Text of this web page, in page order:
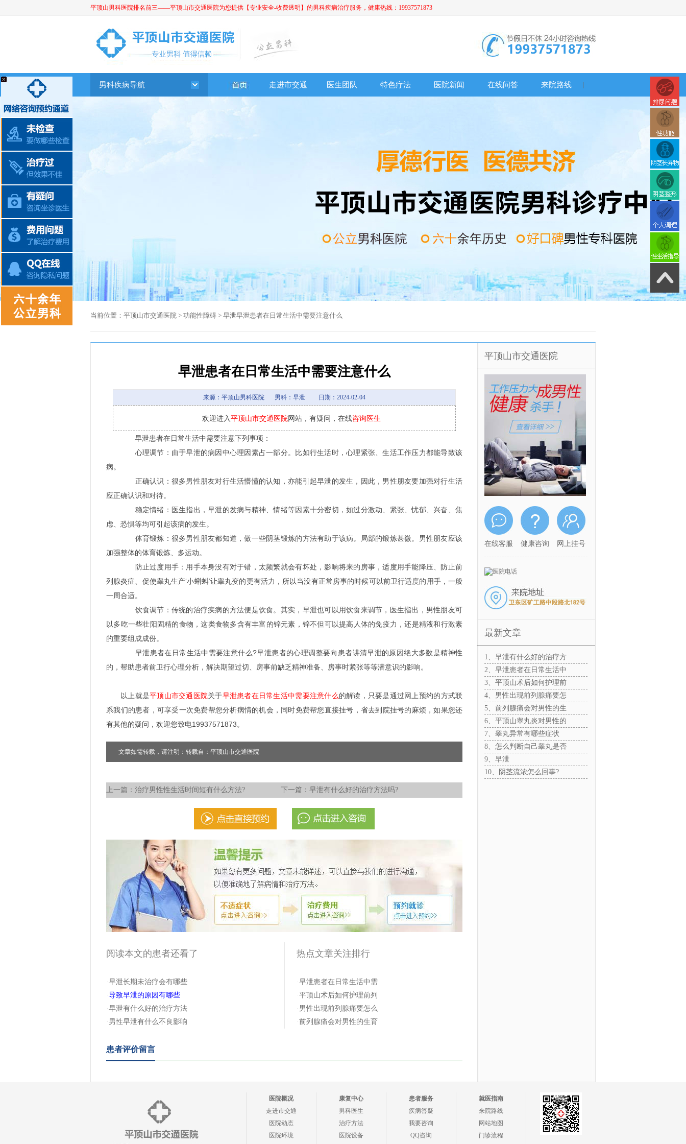
平顶山男科医院排名前三——平顶山市交通医院为您提供【专业安全-收费透明】的男科疾病治疗服务，健康热线：19937571873
男科疾病导航 走进市交通 医生团队 特色疗法 医院新闻 在线问答 来院路线
当前位置： 平顶山市交通医院 > 功能性障碍 > 早泄早泄患者在日常生活中需要注意什么
早泄患者在日常生活中需要注意什么
来源：平顶山男科医院 男科：早泄 日期：2024-02-04
欢迎进入平顶山市交通医院网站，有疑问，在线咨询医生
早泄患者在日常生活中需要注意下列事项：
心理调节：由于早泄的病因中心理因素占一部分。比如行生活时，心理紧张、生活工作压力都能导致该
病。
正确认识：很多男性朋友对行生活懵懂的认知，亦能引起早泄的发生，因此，男性朋友要加强对行生活
应正确认识和对待。
稳定情绪：医生指出，早泄的发病与精神、情绪等因素十分密切，如过分激动、紧张、忧郁、兴奋、焦
虑、恐惧等均可引起该病的发生。
体育锻炼：很多男性朋友都知道，做一些阴茎锻炼的方法有助于该病。局部的锻炼甚微。男性朋友应该
加强整体的体育锻炼、多运动。
防止过度用手：用手本身没有对于错，太频繁就会有坏处，影响将来的房事，适度用手能降压、防止前
列腺炎症、促使睾丸生产‘小蝌蚪’让睾丸变的更有活力，所以当没有正常房事的时候可以前卫行适度的用手，一般
一周合适。
饮食调节：传统的治疗疾病的方法便是饮食。其实，早泄也可以用饮食来调节，医生指出，男性朋友可
以多吃一些壮阳固精的食物，这类食物多含有丰富的锌元素，锌不但可以提高人体的免疫力，还是精液和行激素
的重要组成成份。
早泄患者在日常生活中需要注意什么?早泄患者的心理调整要向患者讲清早泄的原因绝大多数是精神性
的，帮助患者前卫行心理分析，解决期望过切、房事前缺乏精神准备、房事时紧张等等潜意识的影响。
以上就是平顶山市交通医院关于早泄患者在日常生活中需要注意什么的解读，只要是通过网上预约的方式联
系我们的患者，可享受一次免费帮您分析病情的机会，同时免费帮您直接挂号，省去到院挂号的麻烦，如果您还
有其他的疑问，欢迎您致电19937571873。
文章如需转载，请注明：转载自：平顶山市交通医院
上一篇： 治疗男性性生活时间短有什么方法? 下一篇：早泄有什么好的治疗方法吗?
阅读本文的患者还看了
·早泄长期未治疗会有哪些
·导致早泄的原因有哪些
·早泄有什么好的治疗方法
· 男性早泄有什么不良影响
热点文章关注排行
·早泄患者在日常生活中需
·平顶山术后如何护理前列
· 男性出现前列腺痛要怎么
·前列腺痛会对男性的生育
患者评价留言
平顶山市交通医院
在线客服 健康咨询 网上挂号
最新文章
1、早泄有什么好的治疗方
2、早泄患者在日常生活中
3、平顶山术后如何护理前
4、男性出现前列腺痛要怎
5、前列腺痛会对男性的生
6、平顶山睾丸炎对男性的
7、睾丸异常有哪些症状
8、怎么判断自己睾丸是否
9、早泄
10、阴茎流浓怎么回事?
医院概况
走进市交通
医院动态
医院环境
康复中心
男科医生
治疗方法
医院设备
患者服务
疾病答疑
我要咨询
QQ咨询
就医指南
来院路线
网站地图
门诊流程